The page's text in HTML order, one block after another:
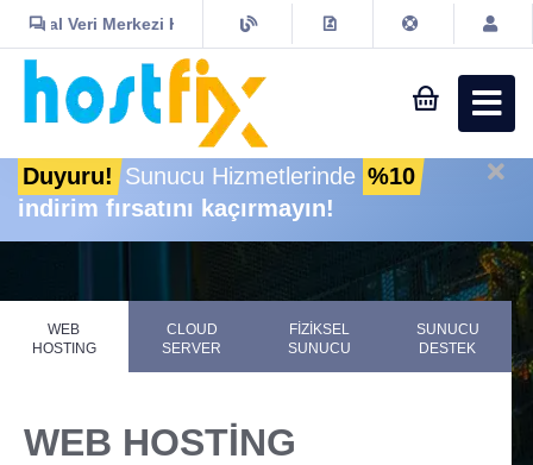
Kurumsal Veri Merkezi Hizmetleri
Müşteri
Girişi
Alan Adı
Hosting
Duyuru! Sunucu Hizmetlerinde %10
indirim fırsatını kaçırmayın!
WEB
HOSTING
CLOUD
SERVER
FİZİKSEL
SUNUCU
SUNUCU
DESTEK
WEB HOSTİNG